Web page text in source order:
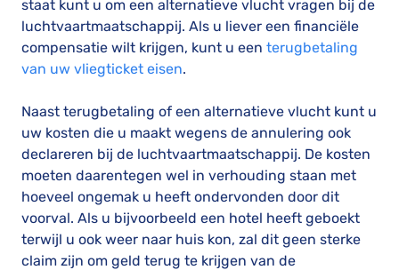
staat kunt u om een alternatieve vlucht vragen bij de
luchtvaartmaatschappij. Als u liever een financiële
compensatie wilt krijgen, kunt u een terugbetaling
van uw vliegticket eisen.
Naast terugbetaling of een alternatieve vlucht kunt u
uw kosten die u maakt wegens de annulering ook
declareren bij de luchtvaartmaatschappij. De kosten
moeten daarentegen wel in verhouding staan met
hoeveel ongemak u heeft ondervonden door dit
voorval. Als u bijvoorbeeld een hotel heeft geboekt
terwijl u ook weer naar huis kon, zal dit geen sterke
claim zijn om geld terug te krijgen van de